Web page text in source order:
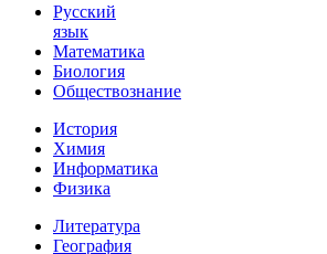
Русский
язык
Математика
Биология
Обществознание
История
Химия
Информатика
Физика
Литература
География